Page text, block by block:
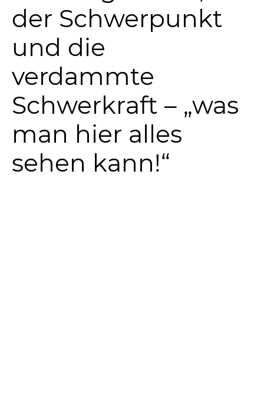
der Schwerpunkt
und die
verdammte
Schwerkraft – „was
man hier alles
sehen kann!“